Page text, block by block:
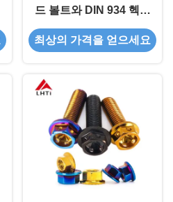
드 볼트와 DIN 934 헥스
견과류 M14 M18 M20
CNC 기계식 부식 저항
최상의 가격을 얻으세요